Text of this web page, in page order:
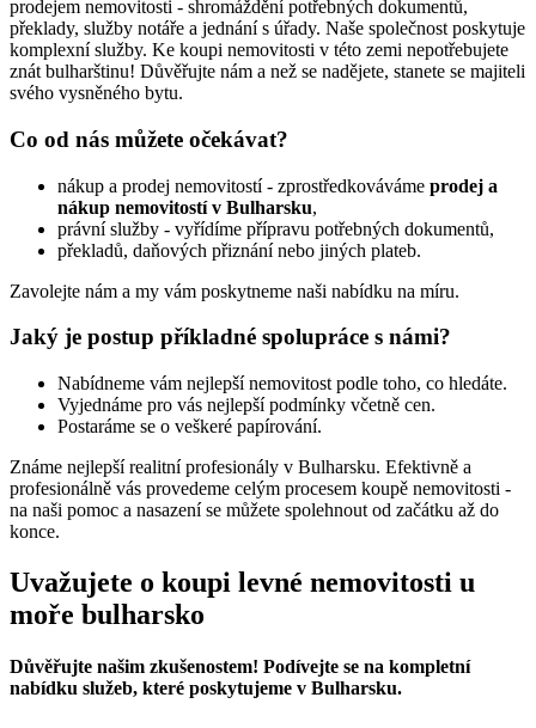
prodejem nemovitosti - shromáždění potřebných dokumentů,
překlady, služby notáře a jednání s úřady. Naše společnost poskytuje
komplexní služby. Ke koupi nemovitosti v této zemi nepotřebujete
znát bulharštinu! Důvěřujte nám a než se nadějete, stanete se majiteli
svého vysněného bytu.
Co od nás můžete očekávat?
nákup a prodej nemovitostí - zprostředkováváme prodej a
nákup nemovitostí v Bulharsku,
právní služby - vyřídíme přípravu potřebných dokumentů,
překladů, daňových přiznání nebo jiných plateb.
Zavolejte nám a my vám poskytneme naši nabídku na míru.
Jaký je postup příkladné spolupráce s námi?
Nabídneme vám nejlepší nemovitost podle toho, co hledáte.
Vyjednáme pro vás nejlepší podmínky včetně cen.
Postaráme se o veškeré papírování.
Známe nejlepší realitní profesionály v Bulharsku. Efektivně a
profesionálně vás provedeme celým procesem koupě nemovitosti -
na naši pomoc a nasazení se můžete spolehnout od začátku až do
konce.
Uvažujete o koupi levné nemovitosti u
moře bulharsko
Důvěřujte našim zkušenostem! Podívejte se na kompletní
nabídku služeb, které poskytujeme v Bulharsku.